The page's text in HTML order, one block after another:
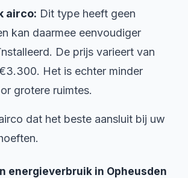
airco: Dit type heeft geen
kan daarmee eenvoudiger
De prijs varieert van
Het is echter minder
grotere ruimtes.
dat het beste aansluit bij uw
energieverbruik in Opheusden